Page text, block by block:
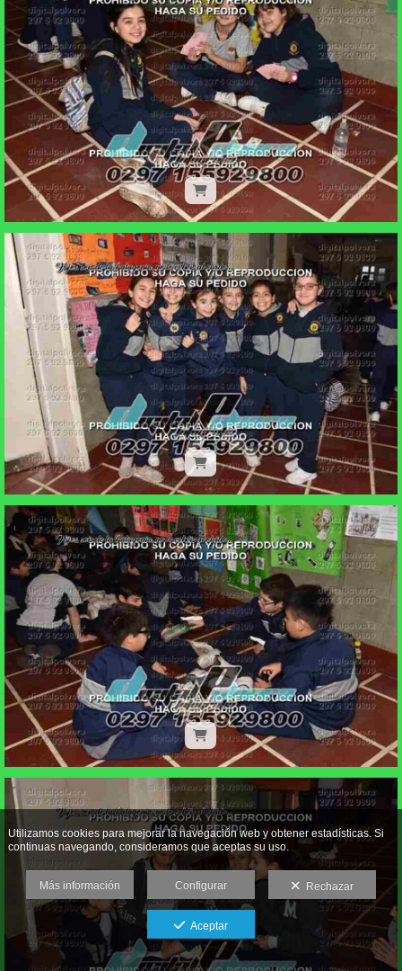
Utilizamos cookies para mejorar la navegación web y obtener estadísticas. Si
continuas navegando, consideramos que aceptas su uso.
Más información Configurar Rechazar
Aceptar